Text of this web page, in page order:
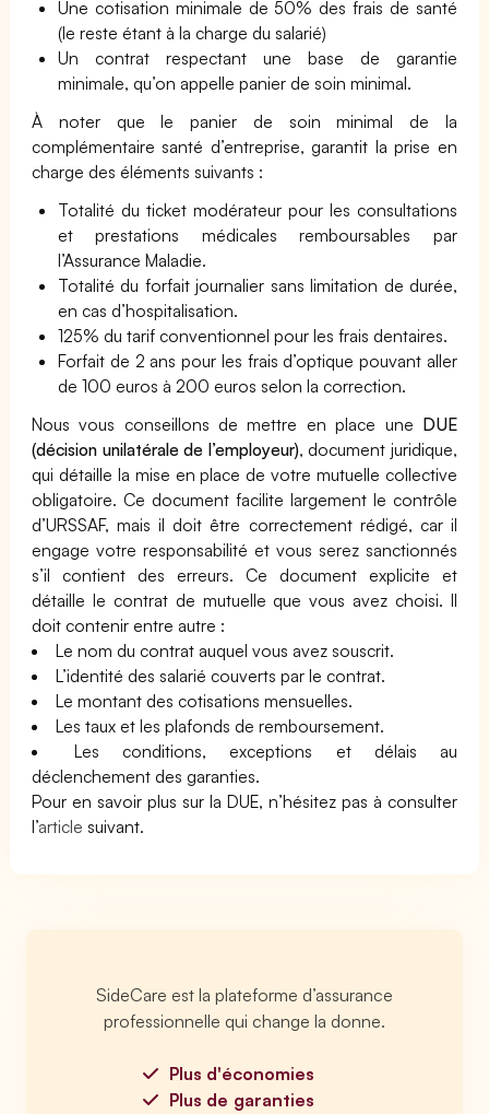
Une cotisation minimale de 50% des frais de santé
(le reste étant à la charge du salarié)
Un contrat respectant une base de garantie
minimale, qu’on appelle panier de soin minimal.
À noter que le panier de soin minimal de la
complémentaire santé d’entreprise, garantit la prise en
charge des éléments suivants :
Totalité du ticket modérateur pour les consultations
et prestations médicales remboursables par
l’Assurance Maladie.
Totalité du forfait journalier sans limitation de durée,
en cas d’hospitalisation.
125% du tarif conventionnel pour les frais dentaires.
Forfait de 2 ans pour les frais d’optique pouvant aller
de 100 euros à 200 euros selon la correction.
Nous vous conseillons de mettre en place une DUE
(décision unilatérale de l’employeur), document juridique,
qui détaille la mise en place de votre mutuelle collective
obligatoire. Ce document facilite largement le contrôle
d’URSSAF, mais il doit être correctement rédigé, car il
engage votre responsabilité et vous serez sanctionnés
s’il contient des erreurs. Ce document explicite et
détaille le contrat de mutuelle que vous avez choisi. Il
doit contenir entre autre :
Le nom du contrat auquel vous avez souscrit.
L’identité des salarié couverts par le contrat.
Le montant des cotisations mensuelles.
Les taux et les plafonds de remboursement.
Les conditions, exceptions et délais au
déclenchement des garanties.
Pour en savoir plus sur la DUE, n’hésitez pas à consulter
l’article suivant.
SideCare est la plateforme d’assurance
professionnelle qui change la donne.
Plus d'économies
Plus de garanties